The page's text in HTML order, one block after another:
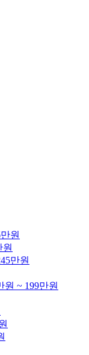
원
원
만원
원 ~ 199만원